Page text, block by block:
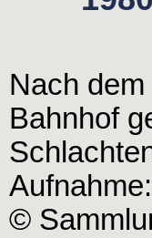
Nach
Bahnhof
©